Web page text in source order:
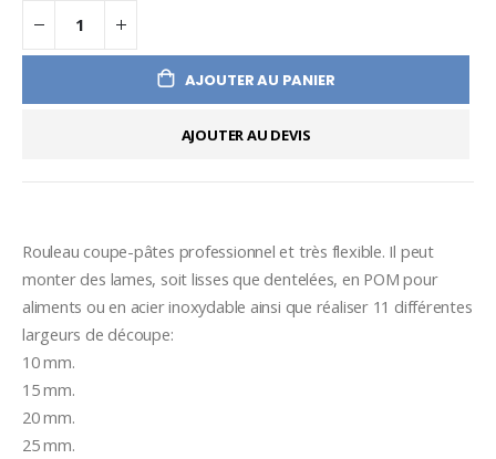
AJOUTER AU PANIER
AJOUTER AU DEVIS
Rouleau coupe-pâtes professionnel et très flexible. Il peut
monter des lames, soit lisses que dentelées, en POM pour
aliments ou en acier inoxydable ainsi que réaliser 11 différentes
largeurs de découpe:
10 mm.
15 mm.
20 mm.
25 mm.